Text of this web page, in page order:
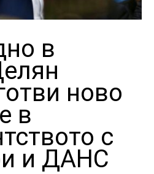
в
ново
в
с
и ДАНС